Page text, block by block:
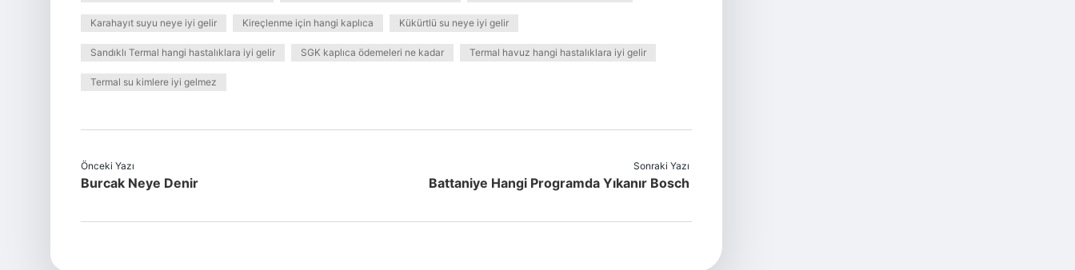
Karahayıt suyu neye iyi gelir Kireçlenme için hangi kaplıca Kükürtlü su neye iyi gelir
Sandıklı Termal hangi hastalıklara iyi gelir SGK kaplıca ödemeleri ne kadar Termal havuz hangi hastalıklara iyi gelir
Termal su kimlere iyi gelmez
Önceki Yazı
Burcak Neye Denir
Sonraki Yazı
Battaniye Hangi Programda Yıkanır Bosch